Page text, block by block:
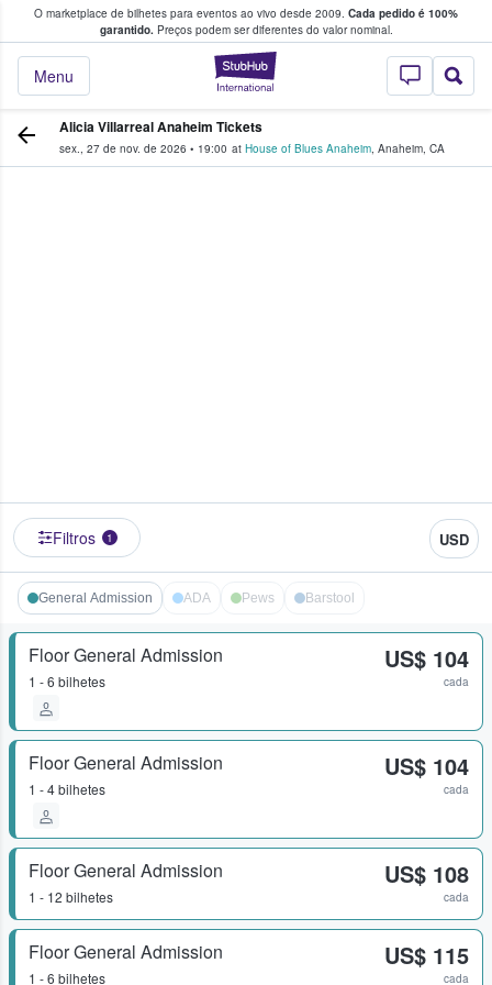
O marketplace de bilhetes para eventos ao vivo desde 2009. Cada pedido é 100%
garantido.Preços podem ser diferentes do valor nominal.
StubHub – onde
Menu
fãs compram e vendem bilhetes
Alicia Villarreal Anaheim Tickets
sex., 27 de nov. de 2026 • 19:00 at House of Blues Anaheim, Anaheim, CA
Filtros 1 USD
General Admission ADA Pews Barstool
Floor General Admission
1 - 6 bilhetes
US$ 104
cada
Floor General Admission
1 - 4 bilhetes
US$ 104
cada
Floor General Admission
1 - 12 bilhetes
US$ 108
cada
Floor General Admission
1 - 6 bilhetes
US$ 115
cada